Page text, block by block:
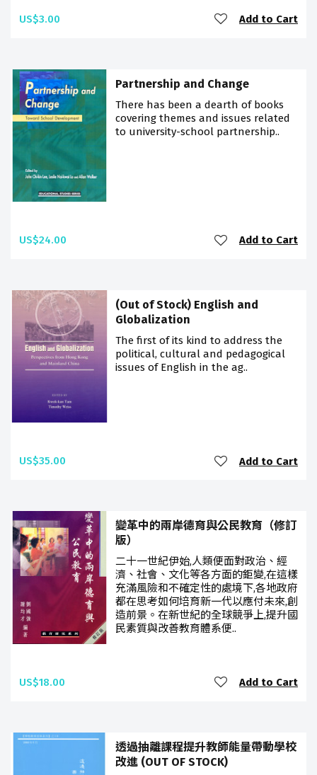
US$3.00 Add to Cart
Partnership and Change
There has been a dearth of books
covering themes and issues related
to university-school partnership..
US$24.00 Add to Cart
(Out of Stock) English and
Globalization
The first of its kind to address the
political, cultural and pedagogical
issues of English in the ag..
US$35.00 Add to Cart
變革中的兩岸德育與公民教育（修訂
版）
二十一世紀伊始,人類便面對政治、經
濟、社會、文化等各方面的鉅變,在這樣
充滿風險和不確定性的處境下,各地政府
都在思考如何培育新一代以應付未來,創
造前景。在新世紀的全球競爭上,提升國
民素質與改善教育體系便..
US$18.00 Add to Cart
透過抽離課程提升教師能量帶動學校
改進 (OUT OF STOCK)